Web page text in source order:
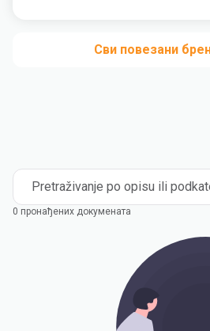
Сви повезани
Pretraživanje po opisu ili
0 пронађених докумената